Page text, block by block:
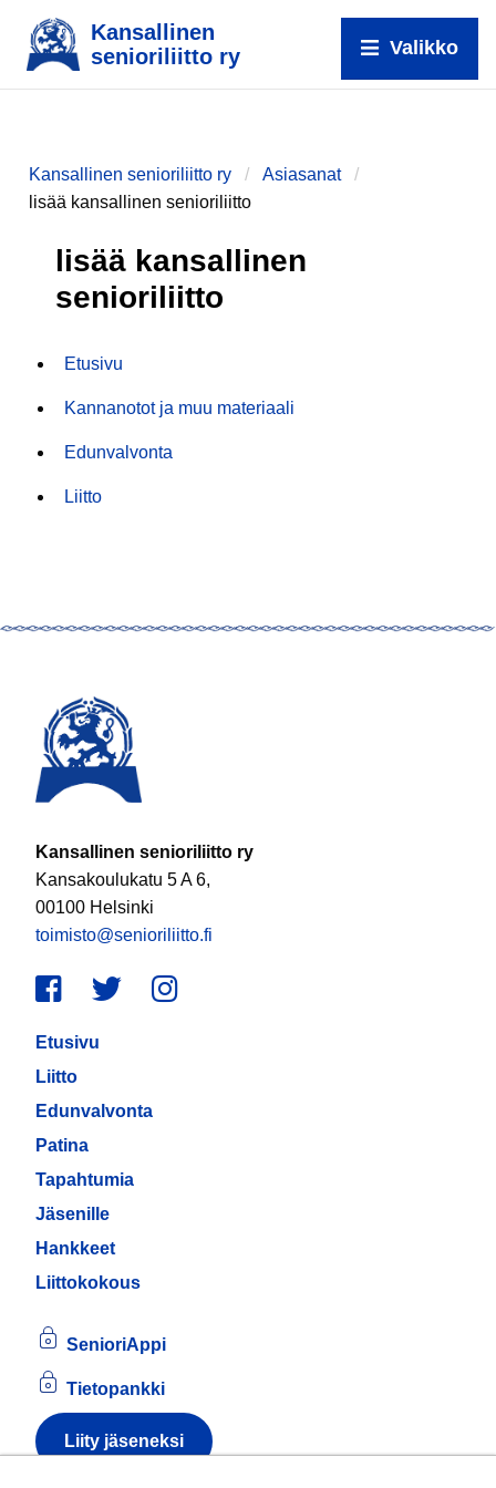
Kansallinen
senioriliitto ry
Valikko
Kansallinen senioriliitto ry
Asiasanat
lisää kansallinen senioriliitto
lisää kansallinen
senioriliitto
Etusivu
Kannanotot ja muu materiaali
Edunvalvonta
Liitto
Kansallinen senioriliitto ry
Kansakoulukatu 5 A 6,
00100 Helsinki
toimisto@senioriliitto.fi
Facebook
TwitterInstagram
Etusivu
Liitto
Edunvalvonta
Patina
Tapahtumia
Jäsenille
Hankkeet
Liittokokous
SenioriAppi
Tietopankki
Liity jäseneksi